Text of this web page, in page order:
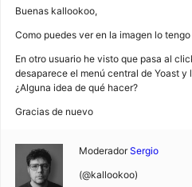
Buenas kallookoo,
Como puedes ver en la imagen lo
En otro usuario he visto que pasa al
desaparece el menú central de Yoast y
¿Alguna idea de qué hacer?
Gracias de nuevo
Moderador Sergio
(@kallookoo)